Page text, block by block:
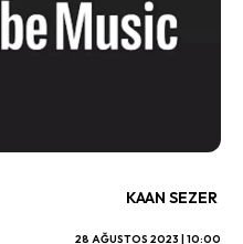
KAAN SEZER
28 AĞUSTOS 2023 | 10:00